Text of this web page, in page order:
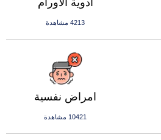
ادوية الاورام
4213 مشاهدة
امراض نفسية
10421 مشاهدة